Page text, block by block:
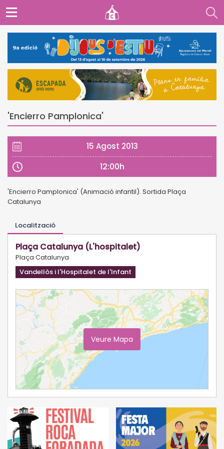
'Encierro Pamplonica'
15 Agost 2013
12:00h
'Encierro Pamplonica' (Animació infantil). Sortida Plaça
Catalunya
Localització
Plaça Catalunya (L'hospitalet)
Plaça Catalunya
Vandellòs i l'Hospitalet de l'Infant
Veure Mapa